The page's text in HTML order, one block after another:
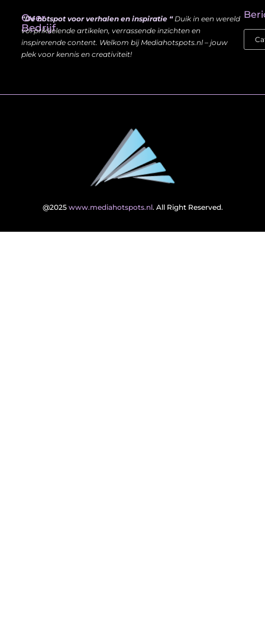
Over
Bedrijf
“Dé hotspot voor verhalen en inspiratie “Duik in een wereld
vol prikkelende artikelen, verrassende inzichten en
inspirerende content. Welkom bij Mediahotspots.nl – jouw
plek voor kennis en creativiteit!
@2025 www.mediahotspots.nl. All Right Reserved.